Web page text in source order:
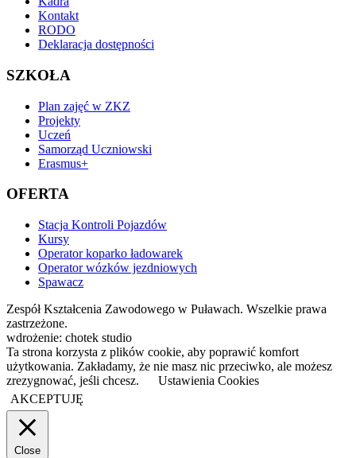
Kontakt
RODO
Deklaracja dostępności
SZKOŁA
Plan zajęć w ZKZ
Projekty
Uczeń
Samorząd Uczniowski
Erasmus+
OFERTA
Stacja Kontroli Pojazdów
Kursy
Operator koparko ładowarek
Operator wózków jezdniowych
Spawacz
Zespół Kształcenia Zawodowego w Puławach. Wszelkie prawa
zastrzeżone.
wdrożenie: chotek studio
Ta strona korzysta z plików cookie, aby poprawić komfort
użytkowania. Zakładamy, że nie masz nic przeciwko, ale możesz
zrezygnować, jeśli chcesz.
Ustawienia Cookies
AKCEPTUJĘ
Close